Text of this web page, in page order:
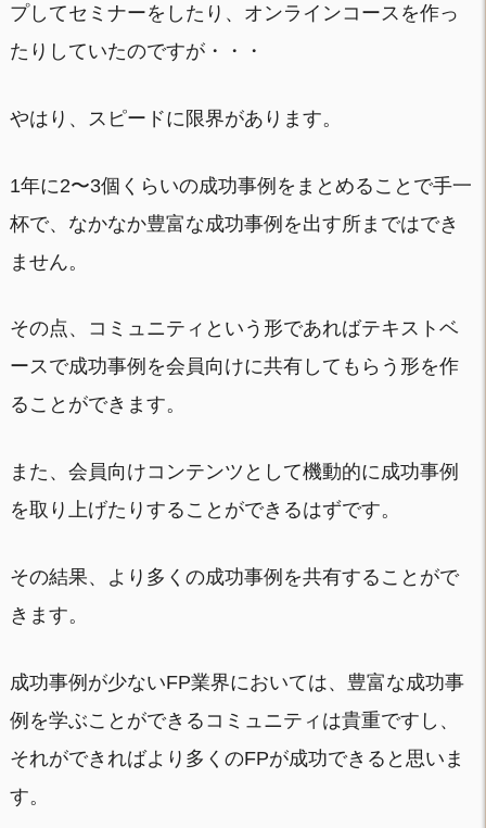
プしてセミナーをしたり、オンラインコースを作っ
たりしていたのですが・・・
やはり、スピードに限界があります。
1年に2〜3個くらいの成功事例をまとめることで手一
杯で、なかなか豊富な成功事例を出す所まではでき
ません。
その点、コミュニティという形であればテキストベ
ースで成功事例を会員向けに共有してもらう形を作
ることができます。
また、会員向けコンテンツとして機動的に成功事例
を取り上げたりすることができるはずです。
その結果、より多くの成功事例を共有することがで
きます。
成功事例が少ないFP業界においては、豊富な成功事
例を学ぶことができるコミュニティは貴重ですし、
それができればより多くのFPが成功できると思いま
す。